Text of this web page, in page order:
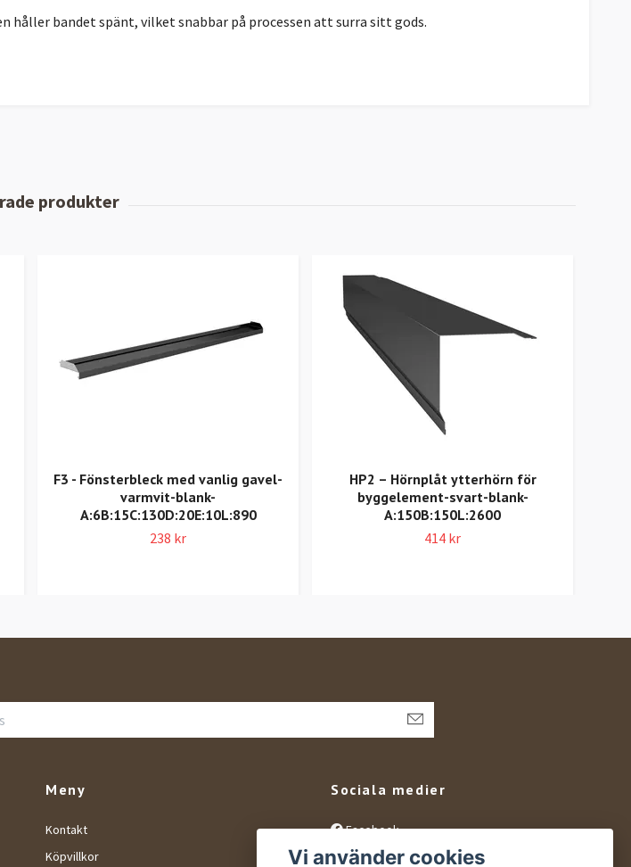
bandet spänt, vilket snabbar på processen att surra sitt gods.
F3 - Fönsterbleck med vanlig gavel-
varmvit-blank-
A:6B:15C:130D:20E:10L:890
238 kr
HP2 – Hörnplåt ytterhörn för
byggelement-svart-blank-
A:150B:150L:2600
414 kr
Meny
Kontakt
Köpvillkor
Sociala medier
Facebook
Instagram
Vi använder cookies